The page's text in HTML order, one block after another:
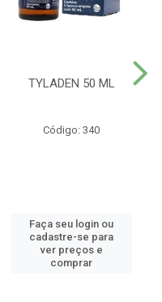
TYLADEN 50 ML
Código: 340
Faça seu login ou
cadastre-se para
ver preços e
comprar